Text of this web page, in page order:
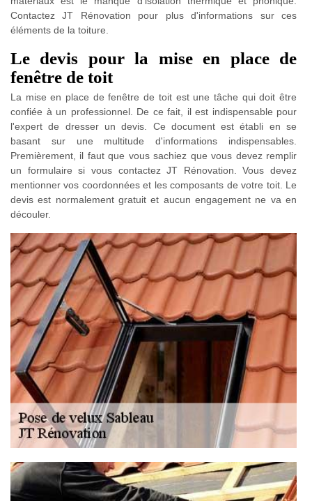
Contactez JT Rénovation pour plus d'informations sur ces
éléments de la toiture.
Le devis pour la mise en place de
fenêtre de toit
La mise en place de fenêtre de toit est une tâche qui doit être
confiée à un professionnel. De ce fait, il est indispensable pour
l'expert de dresser un devis. Ce document est établi en se
basant sur une multitude d'informations indispensables.
Premièrement, il faut que vous sachiez que vous devez remplir
un formulaire si vous contactez JT Rénovation. Vous devez
mentionner vos coordonnées et les composants de votre toit. Le
devis est normalement gratuit et aucun engagement ne va en
découler.